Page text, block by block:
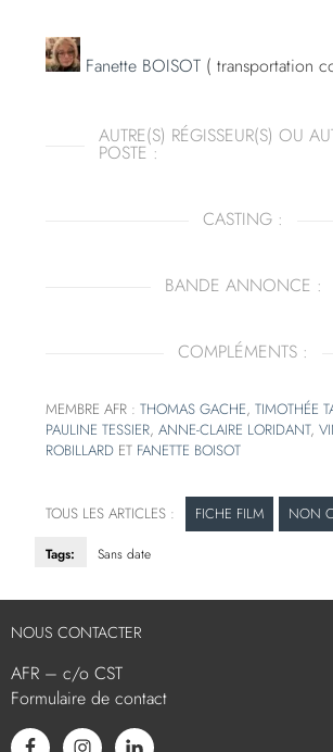
Fanette BOISOT ( transportation
AUTRE(S) RÉGISSEUR(S) OU
POSTE :
CASTING :
BANDE ANNONCE :
COMPLÉMENTS :
MEMBRE AFR :THOMAS GACHE,TIMOTHÉE
PAULINE TESSIER,ANNE-CLAIRE LORIDANT,
ROBILLARD ET FANETTE BOISOT
FICHE FILM NON
Tags: Sans date
NOUS CONTACTER
AFR – c/o CST
Formulaire de contact